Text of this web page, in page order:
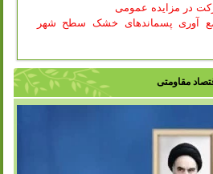
در مزایده عمومی
آوری پسماندهای خشک سطح شهر
مقاومتی